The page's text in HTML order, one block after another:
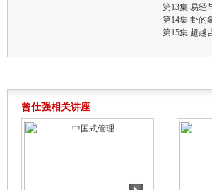
第13集 易经
第14集 卦的
第15集 超越
曾仕强相关讲座